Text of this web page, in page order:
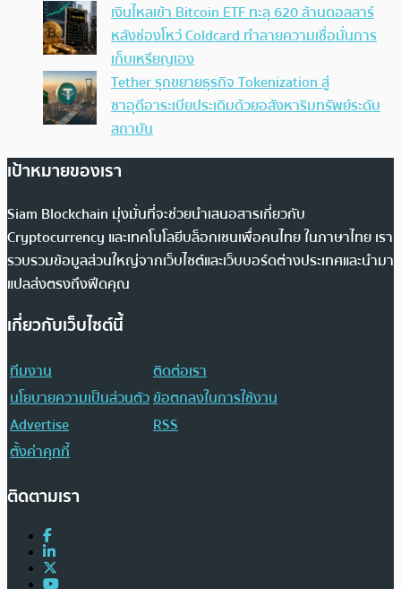
เงินไหลเข้า Bitcoin ETF ทะลุ 620 ล้านดอลลาร์
หลังช่องโหว่ Coldcard ทำลายความเชื่อมั่นการ
เก็บเหรียญเอง
Tether รุกขยายธุรกิจ Tokenization สู่
ซาอุดีอาระเบียประเดิมด้วยอสังหาริมทรัพย์ระดับ
สถาบัน
เป้าหมายของเรา
Siam Blockchain มุ่งมั่นที่จะช่วยนำเสนอสารเกี่ยวกับ
Cryptocurrency และเทคโนโลยีบล็อกเชนเพื่อคนไทย ในภาษาไทย เรา
รวบรวมข้อมูลส่วนใหญ่จากเว็บไซต์และเว็บบอร์ดต่างประเทศและนำมา
แปลส่งตรงถึงฟีดคุณ
เกี่ยวกับเว็บไซต์นี้
ทีมงาน
ติดต่อเรา
นโยบายความเป็นส่วนตัวข้อตกลงในการใช้งาน
Advertise
RSS
ตั้งค่าคุกกี้
ติดตามเรา